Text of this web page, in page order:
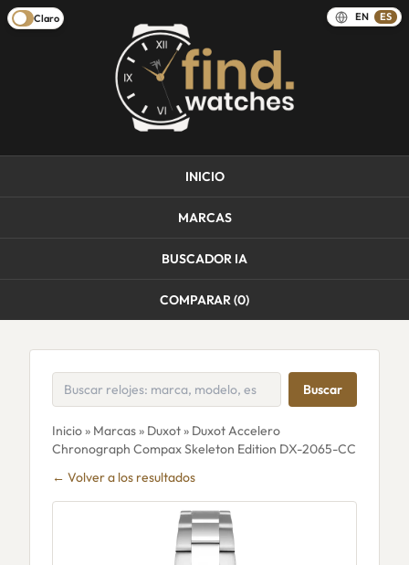
Claro EN ES
INICIO
MARCAS
BUSCADOR IA
COMPARAR (0)
Buscar
Inicio» Marcas» Duxot» Duxot Accelero
Chronograph Compax Skeleton Edition DX-2065-CC
← Volver a los resultados